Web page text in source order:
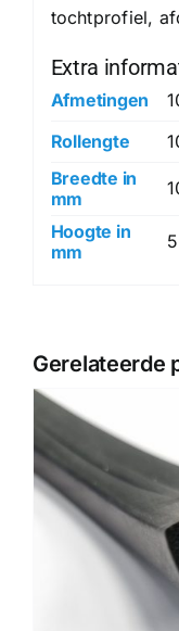
tochtprofiel,
Extra
Afmetingen
Rollengte
Breedte in
mm
Hoogte in
mm
Gerelateerde